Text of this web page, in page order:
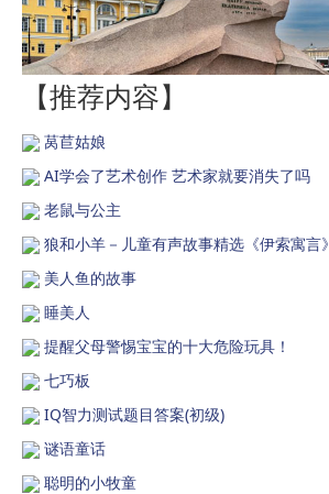
【推荐内容】
莴苣姑娘
AI学会了艺术创作 艺术家就要消失了吗
老鼠与公主
狼和小羊－儿童有声故事精选《伊索寓言》
美人鱼的故事
睡美人
提醒父母警惕宝宝的十大危险玩具！
七巧板
IQ智力测试题目答案(初级)
谜语童话
聪明的小牧童